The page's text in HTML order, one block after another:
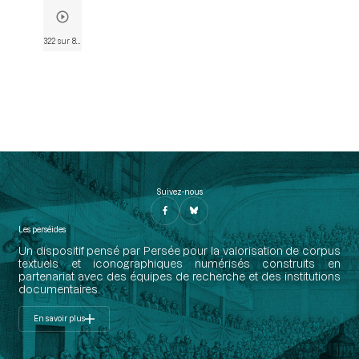
Suivez-nous
Les perséides
Un dispositif pensé par Persée pour la valorisation de corpus
textuels et iconographiques numérisés construits en
partenariat avec des équipes de recherche et des institutions
documentaires.
En savoir plus